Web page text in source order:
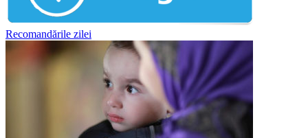
Recomandările zilei